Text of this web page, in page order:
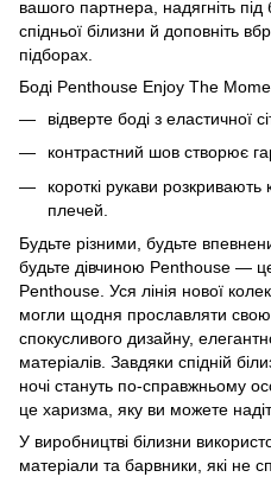
вашого партнера, надягніть
спідньої білизни й доповніть
підборах.
Боді Penthouse Enjoy The
відверте боді з еластичної
контрастний шов створює
короткі рукави розкривають
плечей.
Будьте різними, будьте
будьте дівчиною Penthouse — це
Penthouse. Уся лінія нової
могли щодня прославляти свою
спокусливого дизайну,
матеріалів. Завдяки спідній
ночі стануть по-справжньому
це харизма, яку ви можете
У виробництві білизни
матеріали та барвники, які не